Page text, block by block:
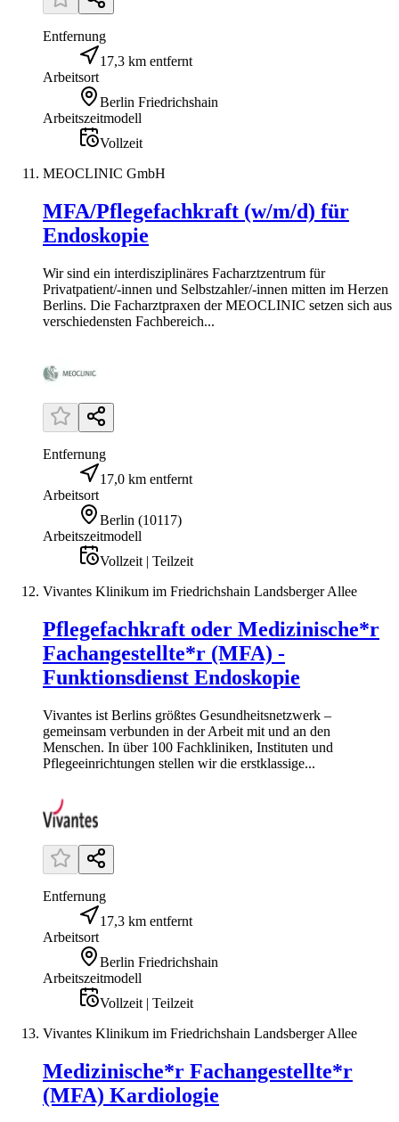
Entfernung
17,3 km entfernt
Arbeitsort
Berlin Friedrichshain
Arbeitszeitmodell
Vollzeit
MEOCLINIC GmbH
MFA/Pflegefachkraft (w/m/d) für
Endoskopie
Wir sind ein interdisziplinäres Facharztzentrum für
Privatpatient/-innen und Selbstzahler/-innen mitten im Herzen
Berlins. Die Facharztpraxen der MEOCLINIC setzen sich aus
verschiedensten Fachbereich...
Entfernung
17,0 km entfernt
Arbeitsort
Berlin (10117)
Arbeitszeitmodell
Vollzeit | Teilzeit
Vivantes Klinikum im Friedrichshain Landsberger Allee
Pflegefachkraft oder Medizinische*r
Fachangestellte*r (MFA) -
Funktionsdienst Endoskopie
Vivantes ist Berlins größtes Gesundheitsnetzwerk –
gemeinsam verbunden in der Arbeit mit und an den
Menschen. In über 100 Fachkliniken, Instituten und
Pflegeeinrichtungen stellen wir die erstklassige...
Entfernung
17,3 km entfernt
Arbeitsort
Berlin Friedrichshain
Arbeitszeitmodell
Vollzeit | Teilzeit
Vivantes Klinikum im Friedrichshain Landsberger Allee
Medizinische*r Fachangestellte*r
(MFA) Kardiologie